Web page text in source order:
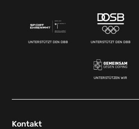
UNTERSTÜTZT DEN DBB UNTERSTÜTZT DEN DBB
UNTERSTÜTZEN WIR
Kontakt